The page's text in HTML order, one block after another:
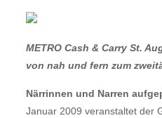
METRO Cash & Carry St.
von nah und fern zum
Närrinnen und Narren
Januar 2009 veranstaltet der